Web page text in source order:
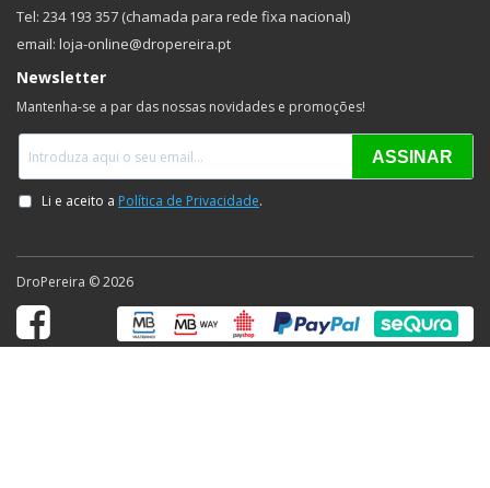
Tel: 234 193 357 (chamada para rede fixa nacional)
email: loja-online@dropereira.pt
Newsletter
Mantenha-se a par das nossas novidades e promoções!
DroPereira © 2026